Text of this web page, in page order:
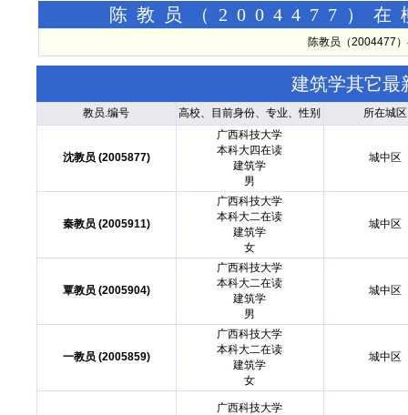
陈教员（2004477）在
陈教员（2004477
建筑学其它最
教员.编号 高校、目前身份、专业、性别 所在城区
沈教员 (2005877)
广西科技大学
本科大四在读
建筑学
男
城中区
秦教员 (2005911)
广西科技大学
本科大二在读
建筑学
女
城中区
覃教员 (2005904)
广西科技大学
本科大二在读
建筑学
男
城中区
一教员 (2005859)
广西科技大学
本科大二在读
建筑学
女
城中区
广西科技大学